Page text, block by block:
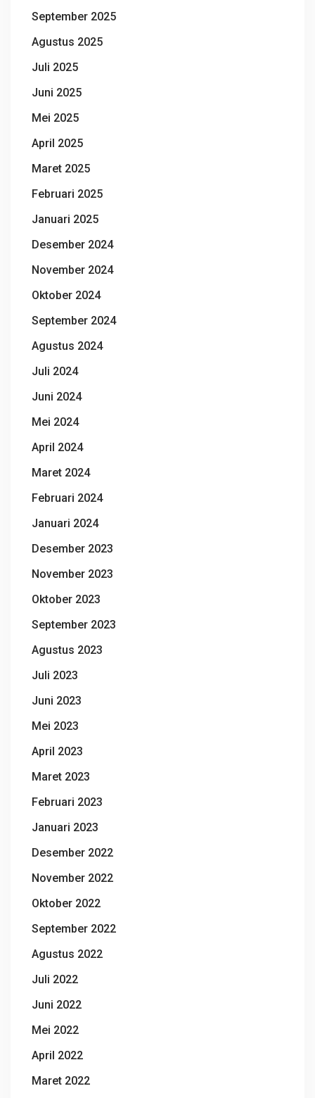
September 2025
Agustus 2025
Juli 2025
Juni 2025
Mei 2025
April 2025
Maret 2025
Februari 2025
Januari 2025
Desember 2024
November 2024
Oktober 2024
September 2024
Agustus 2024
Juli 2024
Juni 2024
Mei 2024
April 2024
Maret 2024
Februari 2024
Januari 2024
Desember 2023
November 2023
Oktober 2023
September 2023
Agustus 2023
Juli 2023
Juni 2023
Mei 2023
April 2023
Maret 2023
Februari 2023
Januari 2023
Desember 2022
November 2022
Oktober 2022
September 2022
Agustus 2022
Juli 2022
Juni 2022
Mei 2022
April 2022
Maret 2022